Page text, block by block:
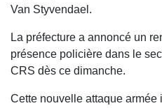
Van Styvendael.
La préfecture a annoncé un
présence policière dans le
CRS dès ce dimanche.
Cette nouvelle attaque armée